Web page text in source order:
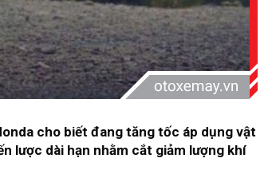
cho biết đang tăng tốc áp dụng vật
lược dài hạn nhằm cắt giảm lượng khí